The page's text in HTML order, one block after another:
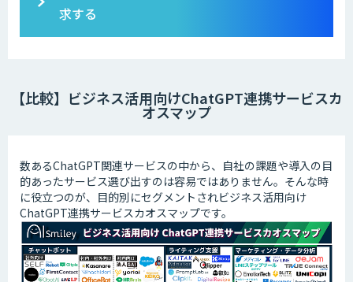
求する
【比較】ビジネス活用向けChatGPT連携サービスカ
オスマップ
数あるChatGPT関連サービスの中から、自社の課題や導入の目
的あったサービス選び出すのは容易ではありません。そんな時
に役立つのが、目的別にセグメントされビジネス活用向け
ChatGPT連携サービスカオスマップです。